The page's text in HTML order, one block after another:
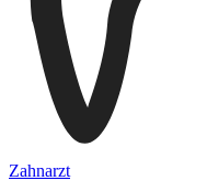
Zahnarzt